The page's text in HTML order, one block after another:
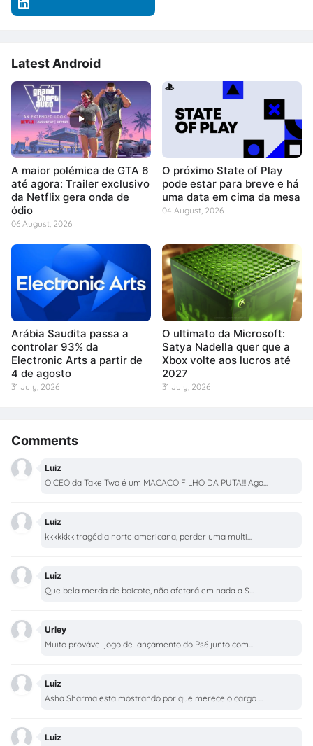
Latest Android
A maior polémica de GTA 6
até agora: Trailer exclusivo
da Netflix gera onda de
ódio
06 August, 2026
O próximo State of Play
pode estar para breve e há
uma data em cima da mesa
04 August, 2026
Arábia Saudita passa a
controlar 93% da
Electronic Arts a partir de
4 de agosto
31 July, 2026
O ultimato da Microsoft:
Satya Nadella quer que a
Xbox volte aos lucros até
2027
31 July, 2026
Comments
Luiz
O CEO da Take Two é um MACACO FILHO DA PUTA!!! Ago...
Luiz
kkkkkkk tragédia norte americana, perder uma multi...
Luiz
Que bela merda de boicote, não afetará em nada a S...
Urley
Muito provável jogo de lançamento do Ps6 junto com...
Luiz
Asha Sharma esta mostrando por que merece o cargo ...
Luiz